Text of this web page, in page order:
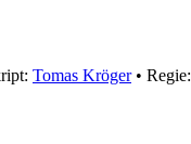
Tomas Kröger• Regie: